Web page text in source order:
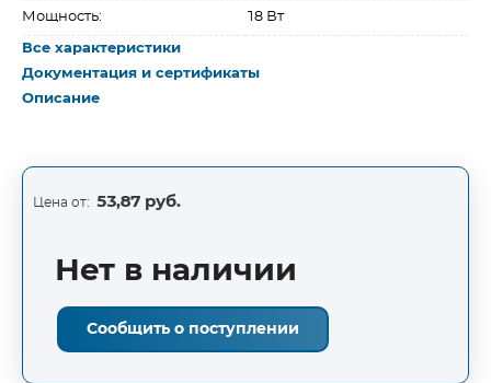
Мощность: 18 Вт
Все характеристики
Документация и сертификаты
Описание
Цена от: 53,87 руб.
Нет в наличии
Сообщить о поступлении